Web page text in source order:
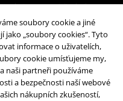
soubory cookie a jiné
jako „soubory cookies“. Tyto
informace o uživatelích,
cookie umísťujeme my,
naši partneři používáme
a bezpečnosti naší webové
nákupních zkušeností,
se na média, knihy,
(Till) Lindemann, Die
Broilers, Böhse Onkelz a